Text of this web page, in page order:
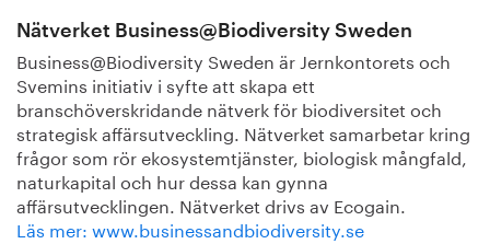
Nätverket Business@Biodiversity Sweden
Business@Biodiversity Sweden är Jernkontorets och
Svemins initiativ i syfte att skapa ett
branschöverskridande nätverk för biodiversitet och
strategisk affärsutveckling. Nätverket samarbetar kring
frågor som rör ekosystemtjänster, biologisk mångfald,
naturkapital och hur dessa kan gynna
affärsutvecklingen. Nätverket drivs av Ecogain.
Läs mer: www.businessandbiodiversity.se